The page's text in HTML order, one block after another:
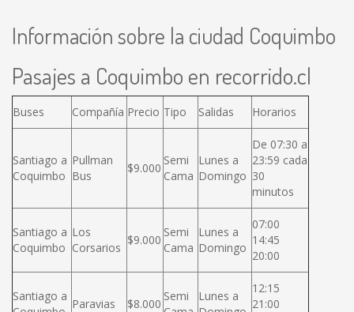
Información sobre la ciudad Coquimbo
Pasajes a Coquimbo en recorrido.cl
Buses Compañía Precio Tipo Salidas Horarios
Santiago a
Coquimbo
Pullman
Bus
$9.000
Semi
Cama
Lunes a
Domingo
De 07:30 a
23:59 cada
30
minutos
Santiago a
Coquimbo
Los
Corsarios
$9.000
Semi
Cama
Lunes a
Domingo
07:00
14:45
20:00
Santiago a
Paravias $8.000
Semi
Lunes a
12:15
21:00